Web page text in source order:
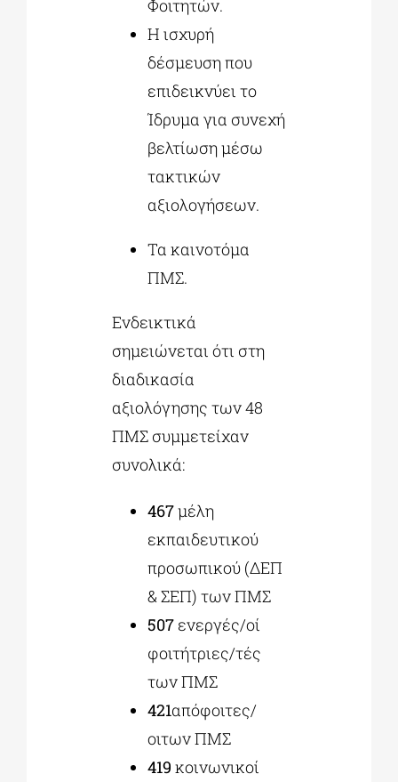
Φοιτητών.
Η ισχυρή
δέσμευση που
επιδεικνύει το
Ίδρυμα για συνεχή
βελτίωση μέσω
τακτικών
αξιολογήσεων.
Τα καινοτόμα
ΠΜΣ.
Ενδεικτικά
σημειώνεται ότι στη
διαδικασία
αξιολόγησης των 48
ΠΜΣ συμμετείχαν
συνολικά:
467μέλη
εκπαιδευτικού
προσωπικού (ΔΕΠ
& ΣΕΠ) των ΠΜΣ
507ενεργές/οί
φοιτήτριες/τές
των ΠΜΣ
421απόφοιτες/
οιτων ΠΜΣ
419 κοινωνικοί